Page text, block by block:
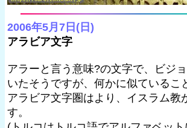
2006年5月7日(日)
アラビア文字
アラーと言う意味?の文字で、ビジ
いたそうですが、何かに似ているこ
アラビア文字圏はより、イスラム教
す。